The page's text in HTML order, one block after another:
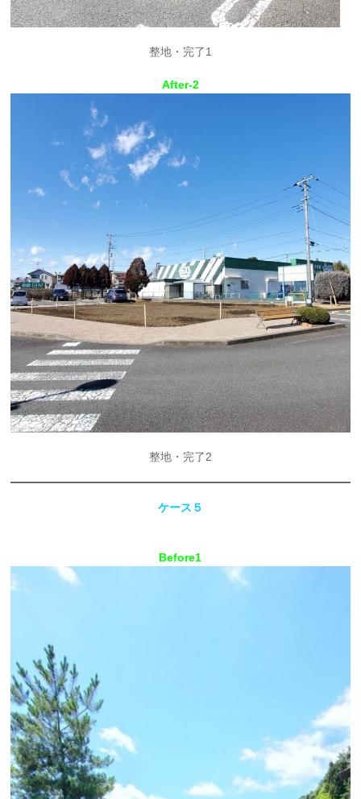
整地・完了1
After-2
整地・完了2
ケース５
Before1